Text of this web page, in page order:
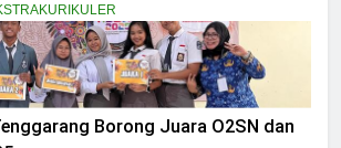
Borong Juara O2SN dan